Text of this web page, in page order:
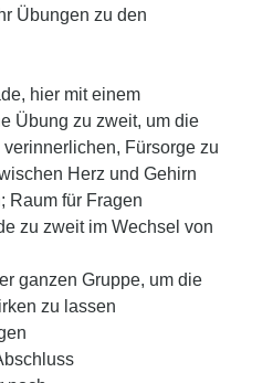
Übungen zu den
hier mit einem
Übung zu zweit, um die
Fürsorge zu
Herz und Gehirn
Raum für Fragen
zu zweit im Wechsel von
ganzen Gruppe, um die
zu lassen